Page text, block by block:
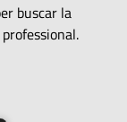
buscar la